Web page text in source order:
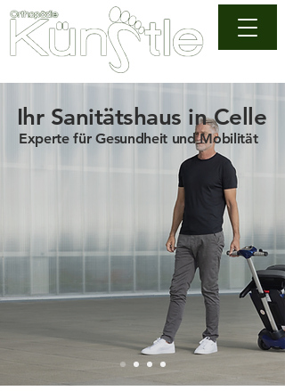
Ihr Sanitätshaus in Celle
Experte für Gesundheit und Mobilität